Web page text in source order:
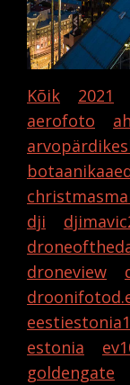
Kõik 2021
aerofoto
dji
droneview
estonia
goldengate